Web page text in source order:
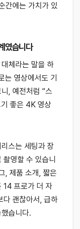
간에는 가치가 있
였습니다
체라는 말을 하
는 영상에서도 기
, 예전처럼 “스
좋은 4K 영상
스는 세팅과 장
영할 수 있습니
, 제품 소개, 짧은
14 프로가 더 자
다 괜찮아서, 급하
습니다.